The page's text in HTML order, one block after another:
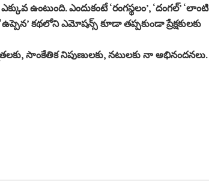
ఉంటుంది. ఎందుకంటే ‘రంగస్థలం’, ‘దంగల్’ ‘లాంటి
కథలోని ఎమోషన్స్ కూడా తప్పకుండా ప్రేక్షకులకు
సాంకేతిక నిపుణులకు, నటులకు నా అభినందనలు.